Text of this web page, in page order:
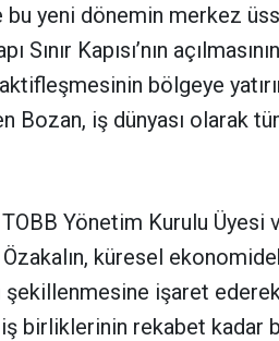
yeni dönemin merkez
Sınır Kapısı’nın
aktifleşmesinin bölgeye
Bozan, iş dünyası olarak
Yönetim Kurulu
Özakalın, küresel
işaret
birliklerinin rekabet kadar